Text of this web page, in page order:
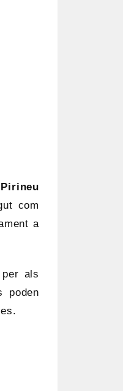
com
a
als
poden